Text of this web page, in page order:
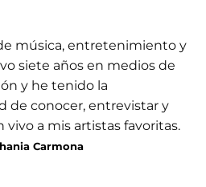
música, entretenimiento y
siete años en medios de
y he tenido la
de conocer, entrevistar y
vivo a mis artistas favoritas.
Carmona